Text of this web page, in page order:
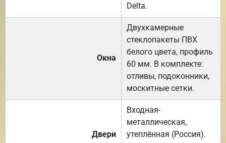
Delta.
Окна
Двухкамерные
стеклопакеты ПВХ
белого цвета, профиль
60 мм. В комплекте:
отливы, подоконники,
москитные сетки.
Двери
Входная-
металлическая,
утеплённая (Россия).